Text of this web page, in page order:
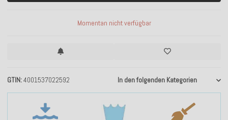
GTIN 4001537022592 In den folgenden Kategorien
Momentan nicht verfügbar